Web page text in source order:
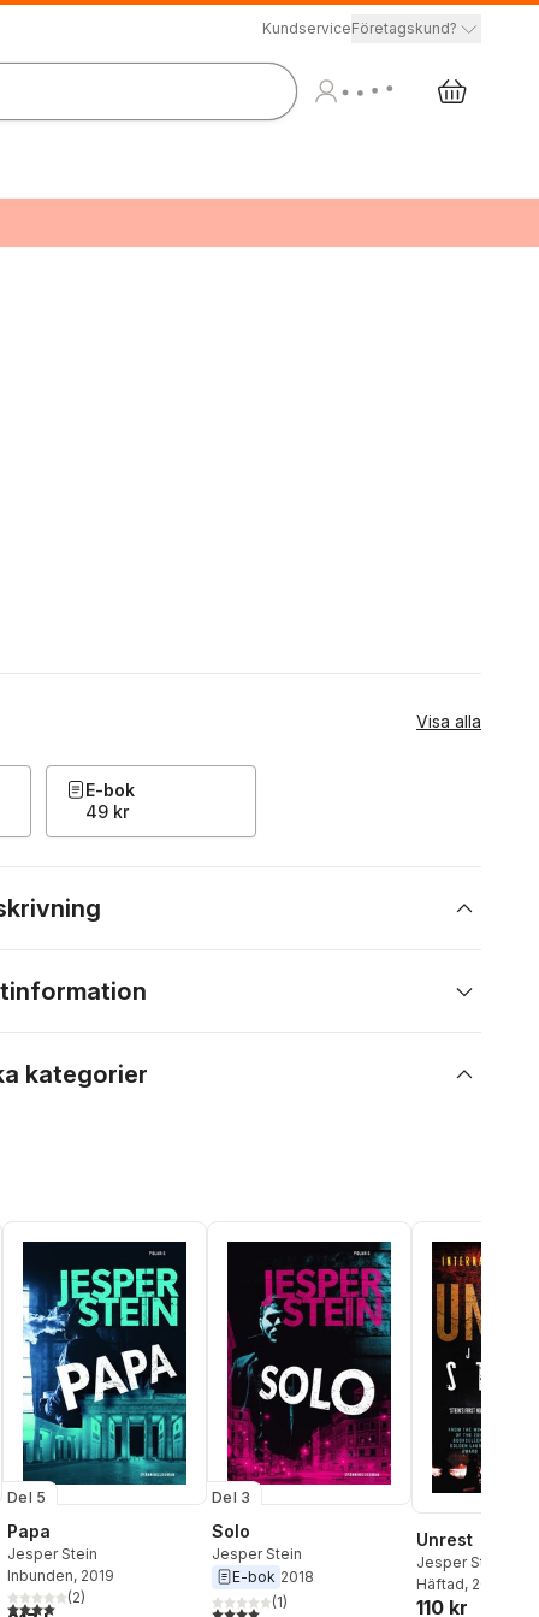
KundserviceFöretagskund?
Visa alla
E-bok
49 kr
kategorier
röster:
Del 5
Papa
Jesper Stein
Inbunden, 2019
4,0utav 5 stjärnor. Totalt antal röster:
(2)
Del 3
Solo
Jesper Stein
E-bok 2018
4,0utav 5 stjärnor. Totalt antal röster:
(1)
Unrest
Jesper Stein
Häftad, 2018
110 kr